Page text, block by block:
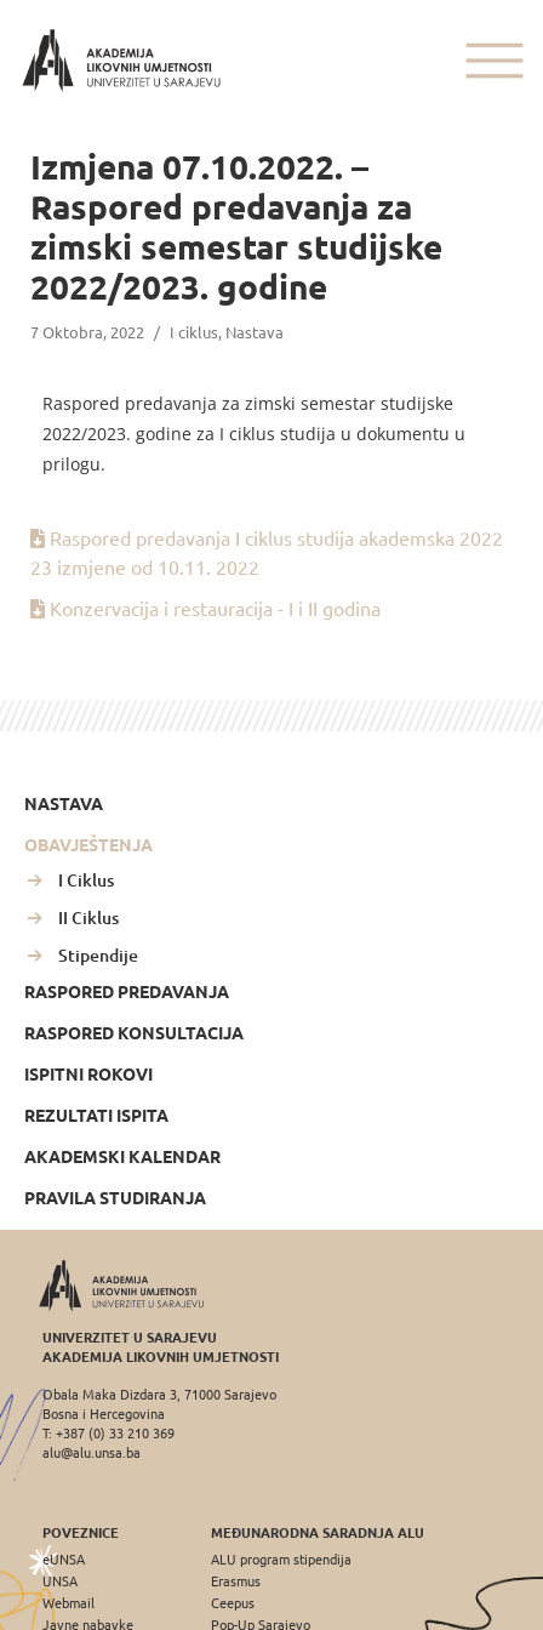
Izmjena 07.10.2022. –
Raspored predavanja za
zimski semestar studijske
2022/2023. godine
7 Oktobra, 2022 / I ciklus, Nastava
Raspored predavanja za zimski semestar studijske
2022/2023. godine za I ciklus studija u dokumentu u
prilogu.
Raspored predavanja I ciklus studija akademska 2022
23 izmjene od 10.11. 2022
Konzervacija i restauracija - I i II godina
NASTAVA
OBAVJEŠTENJA
I Ciklus
II Ciklus
Stipendije
RASPORED PREDAVANJA
RASPORED KONSULTACIJA
ISPITNI ROKOVI
REZULTATI ISPITA
AKADEMSKI KALENDAR
PRAVILA STUDIRANJA
UNIVERZITET U SARAJEVU
AKADEMIJA LIKOVNIH UMJETNOSTI
Obala Maka Dizdara 3, 71000 Sarajevo
Bosna i Hercegovina
T: +387 (0) 33 210 369
alu@alu.unsa.ba
POVEZNICE
eUNSA
UNSA
Webmail
Javne nabavke
MEĐUNARODNA SARADNJA ALU
ALU program stipendija
Erasmus
Ceepus
Pop-Up Sarajevo